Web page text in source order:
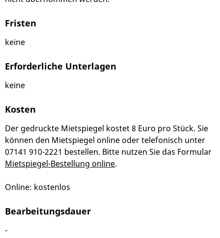
Fristen
keine
Erforderliche Unterlagen
keine
Kosten
Der gedruckte Mietspiegel kostet 8 Euro pro Stück. Sie
können den Mietspiegel online oder telefonisch unter
07141 910-2221 bestellen. Bitte nutzen Sie das Formular
Mietspiegel-Bestellung online.
Online: kostenlos
Bearbeitungsdauer
-